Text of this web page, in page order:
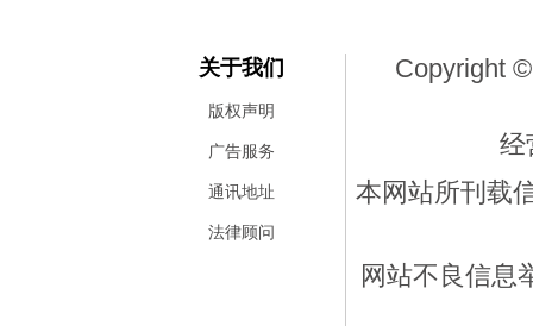
关于我们
版权声明
广告服务
通讯地址
法律顾问
Copyright
经
本网站所刊载
网站不良信息